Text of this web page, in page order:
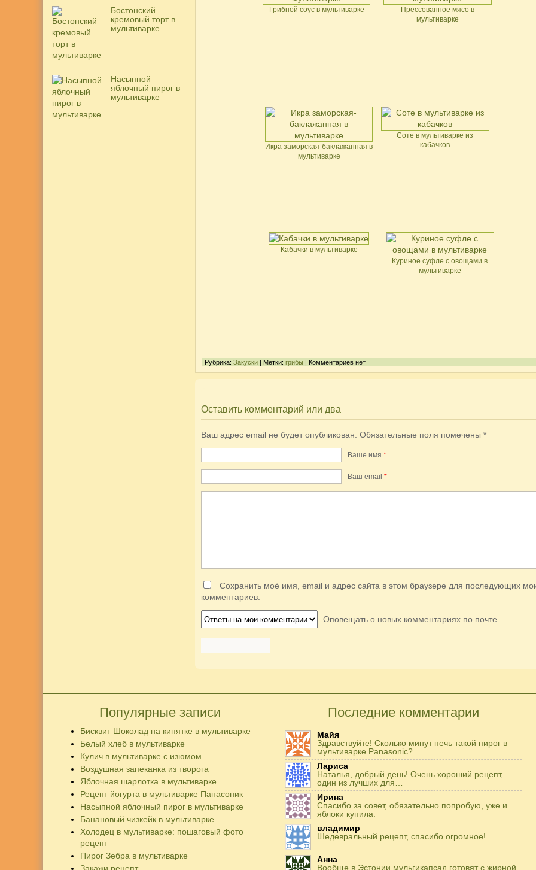
Бостонский
кремовый торт в
мультиварке
Насыпной
яблочный пирог в
мультиварке
Грибной соус в мультиварке
Прессованное мясо в
мультиварке
Икра заморская-баклажанная в
мультиварке
Соте в мультиварке из
кабачков
Кабачки в мультиварке
Куриное суфле с овощами в
мультиварке
Рубрика:Закуски | Метки:грибы | Комментариев нет
Оставить комментарий или два
Ваш адрес email не будет опубликован. Обязательные поля помечены*
Ваше имя*
Ваш еmail*
Сохранить моё имя, email и адрес сайта в этом браузере для последующих
комментариев.
Оповещать о новых комментариях по почте.
Популярные записи
Бисквит Шоколад на кипятке в мультиварке
Белый хлеб в мультиварке
Кулич в мультиварке с изюмом
Воздушная запеканка из творога
Яблочная шарлотка в мультиварке
Рецепт йогурта в мультиварке Панасоник
Насыпной яблочный пирог в мультиварке
Банановый чизкейк в мультиварке
Холодец в мультиварке: пошаговый фото
рецепт
Пирог Зебра в мультиварке
Последние комментарии
Майя
Здравствуйте! Сколько минут печь такой пирог в
мультиварке Panasonic?
Лариса
Наталья, добрый день! Очень хороший рецепт,
один из лучших для…
Ирина
Спасибо за совет, обязательно попробую, уже и
яблоки купила.
владимир
Шедевральный рецепт, спасибо огромное!
Анна
Вообще в Эстонии мульгикапсад готовят с жирной